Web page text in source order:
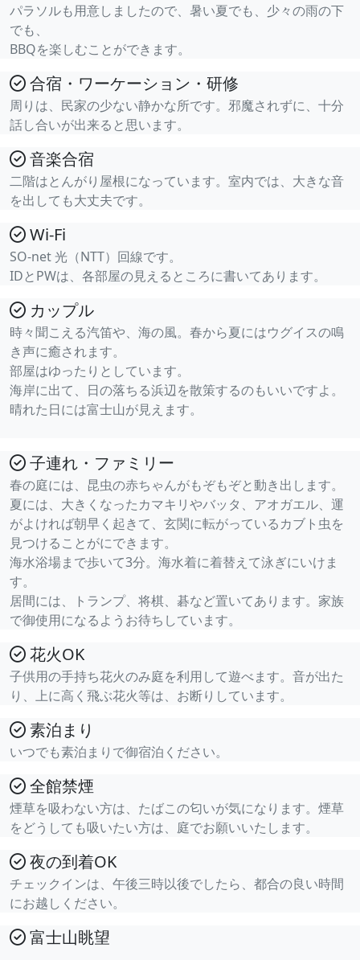
パラソルも用意しましたので、暑い夏でも、少々の雨の下
でも、
BBQを楽しむことができます。
合宿・ワーケーション・研修
周りは、民家の少ない静かな所です。邪魔されずに、十分
話し合いが出来ると思います。
音楽合宿
二階はとんがり屋根になっています。室内では、大きな音
を出しても大丈夫です。
Wi-Fi
SO-net 光（NTT）回線です。
IDとPWは、各部屋の見えるところに書いてあります。
カップル
時々聞こえる汽笛や、海の風。春から夏にはウグイスの鳴
き声に癒されます。
部屋はゆったりとしています。
海岸に出て、日の落ちる浜辺を散策するのもいいですよ。
晴れた日には富士山が見えます。
子連れ・ファミリー
春の庭には、昆虫の赤ちゃんがもぞもぞと動き出します。
夏には、大きくなったカマキリやバッタ、アオガエル、運
がよければ朝早く起きて、玄関に転がっているカブト虫を
見つけることがにできます。
海水浴場まで歩いて3分。海水着に着替えて泳ぎにいけま
す。
居間には、トランプ、将棋、碁など置いてあります。家族
で御使用になるようお待ちしています。
花火OK
子供用の手持ち花火のみ庭を利用して遊べます。音が出た
り、上に高く飛ぶ花火等は、お断りしています。
素泊まり
いつでも素泊まりで御宿泊ください。
全館禁煙
煙草を吸わない方は、たばこの匂いが気になります。煙草
をどうしても吸いたい方は、庭でお願いいたします。
夜の到着OK
チェックインは、午後三時以後でしたら、都合の良い時間
にお越しください。
富士山眺望